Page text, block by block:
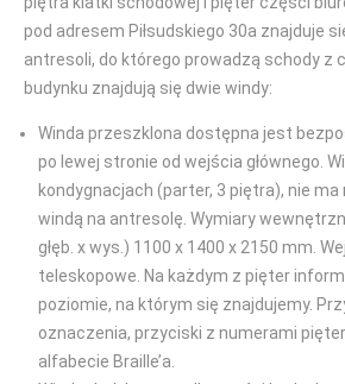
pod adresem Piłsudskiego 30a znajduje
antresoli, do którego prowadzą schody z
budynku znajdują się dwie windy:
Winda przeszklona dostępna jest
po lewej stronie od wejścia głównego.
kondygnacjach (parter, 3 piętra), nie
windą na antresolę. Wymiary
głęb. x wys.) 1100 x 1400 x 2150 mm.
teleskopowe. Na każdym z pięter
poziomie, na którym się znajdujemy.
oznaczenia, przyciski z numerami
alfabecie Braille’a.